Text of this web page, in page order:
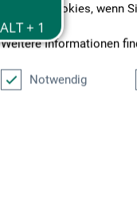
unseren Cookies, wenn
Weitere Informationen
Notwendig